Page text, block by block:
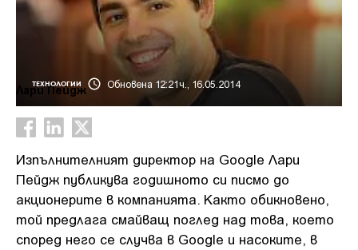
ТЕХНОЛОГИИ Обновена 12:21ч., 16.05.2014
Лари Пейдж
Изпълнителният директор на Google Лари
Пейдж публикува годишното си писмо до
акционерите в компанията. Както обикновено,
той предлага смайващ поглед над това, което
според него се случва в Google и насоките, в